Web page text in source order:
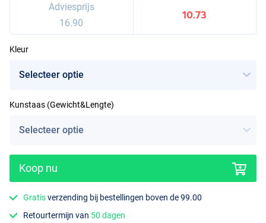
Adviesprijs
16.90
10.73
Kleur
Kunstaas (Gewicht&Lengte)
Koop nu
Gratisverzending bij bestellingen boven de 99.00
Retourtermijn van 50 dagen